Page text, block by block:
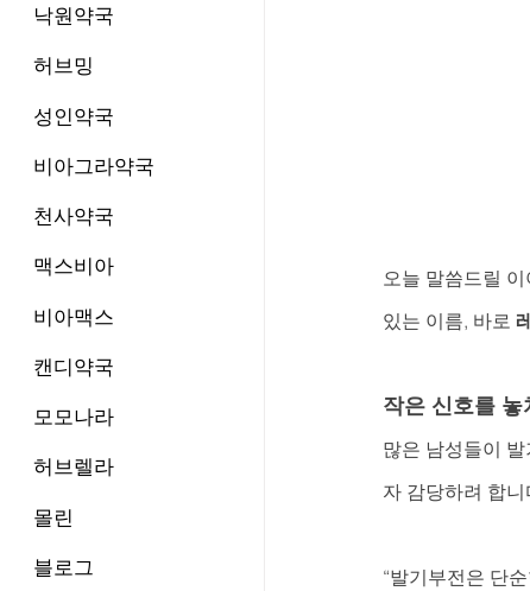
오늘 말씀드릴
있는 이름, 바로
작은 신호를
많은 남성들이
자 감당하려 합
“발기부전은 단
낙원약국
허브밍
성인약국
비아그라약국
천사약국
맥스비아
비아맥스
캔디약국
모모나라
허브렐라
몰린
블로그